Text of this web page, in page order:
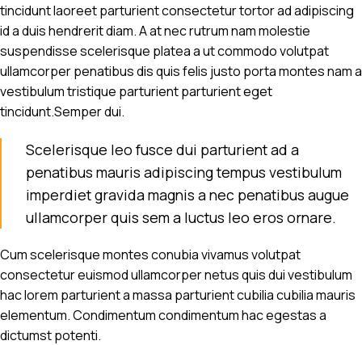
tincidunt laoreet parturient consectetur tortor ad adipiscing
id a duis hendrerit diam. A at nec rutrum nam molestie
suspendisse scelerisque platea a ut commodo volutpat
ullamcorper penatibus dis quis felis justo porta montes nam a
vestibulum tristique parturient parturient eget
tincidunt.Semper dui.
Scelerisque leo fusce dui parturient ad a
penatibus mauris adipiscing tempus vestibulum
imperdiet gravida magnis a nec penatibus augue
ullamcorper quis sem a luctus leo eros ornare.
Cum scelerisque montes conubia vivamus volutpat
consectetur euismod ullamcorper netus quis dui vestibulum
hac lorem parturient a massa parturient cubilia cubilia mauris
elementum. Condimentum condimentum hac egestas a
dictumst potenti.